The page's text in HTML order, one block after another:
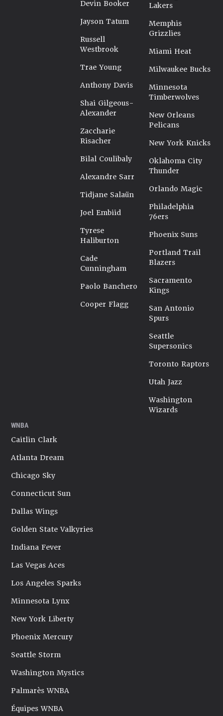
Devin Booker
Jayson Tatum
Russell
Westbrook
Trae Young
Anthony Davis
Shai Gilgeous-
Alexander
Zaccharie
Risacher
Bilal Coulibaly
Alexandre Sarr
Tidjane Salaün
Joel Embiid
Tyrese
Haliburton
Cade
Cunningham
Paolo Banchero
Cooper Flagg
Lakers
Memphis
Grizzlies
Miami Heat
Milwaukee Bucks
Minnesota
Timberwolves
New Orleans
Pelicans
New York Knicks
Oklahoma City
Thunder
Orlando Magic
Philadelphia
76ers
Phoenix Suns
Portland Trail
Blazers
Sacramento
Kings
San Antonio
Spurs
Seattle
Supersonics
Toronto Raptors
Utah Jazz
Washington
Wizards
WNBA
Caitlin Clark
Atlanta Dream
Chicago Sky
Connecticut Sun
Dallas Wings
Golden State Valkyries
Indiana Fever
Las Vegas Aces
Los Angeles Sparks
Minnesota Lynx
New York Liberty
Phoenix Mercury
Seattle Storm
Washington Mystics
Palmarès WNBA
Équipes WNBA